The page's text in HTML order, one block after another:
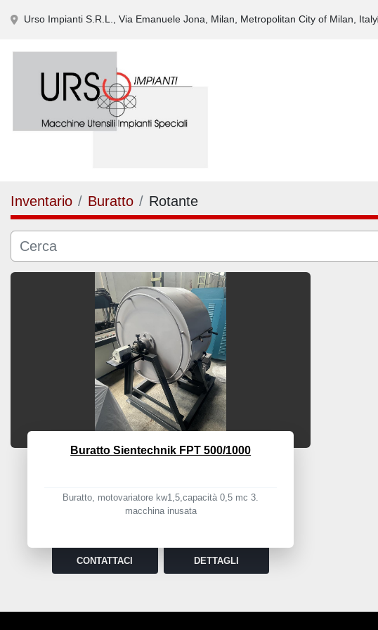
Urso Impianti S.R.L., Via Emanuele Jona, Milan, Metropolitan City of Milan, Italy
Inventario Buratto Rotante
Buratto Sientechnik FPT 500/1000
Buratto, motovariatore kw1,5,capacità 0,5 mc 3.
macchina inusata
CONTATTACI DETTAGLI